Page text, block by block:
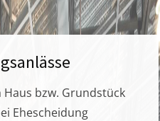
bzw. Grundstück
Ehescheidung